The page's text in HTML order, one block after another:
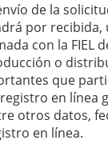
de la
por recibida,
con la FIEL
o
que
en línea
otros datos,
en línea.